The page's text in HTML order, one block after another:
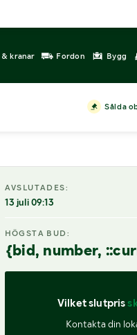
kranar Fordon Bygg
Sålda
AVSLUTADES:
13 juli 09:13
HÖGSTA BUD:
{bid, number,
Vilket slutpris
Kontakta din